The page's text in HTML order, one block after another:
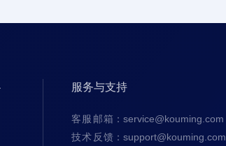
服务与支持
客服邮箱 ：service@kouming.com
技术反馈 ：support@kouming.com